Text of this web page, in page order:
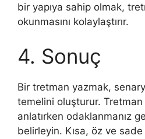
bir yapıya sahip olmak,
okunmasını kolaylaştırır.
4. Sonuç
Bir tretman yazmak,
temelini oluşturur.
anlatırken odaklanmanız
belirleyin. Kısa, öz ve